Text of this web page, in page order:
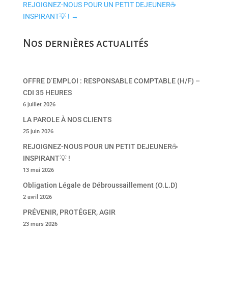
REJOIGNEZ-NOUS POUR UN PETIT DEJEUNER☕
INSPIRANT💡 ! →
Nos dernières actualités
OFFRE D’EMPLOI : RESPONSABLE COMPTABLE (H/F) –
CDI 35 HEURES
6 juillet 2026
LA PAROLE À NOS CLIENTS
25 juin 2026
REJOIGNEZ-NOUS POUR UN PETIT DEJEUNER☕
INSPIRANT💡 !
13 mai 2026
Obligation Légale de Débroussaillement (O.L.D)
2 avril 2026
PRÉVENIR, PROTÉGER, AGIR
23 mars 2026